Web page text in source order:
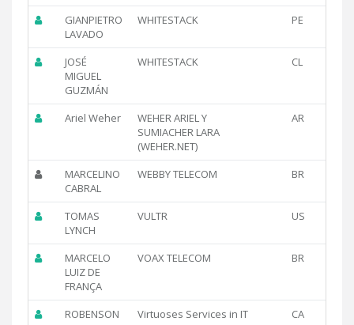
GIANPIETRO
LAVADO
WHITESTACK PE
JOSÉ
MIGUEL
GUZMÁN
WHITESTACK CL
Ariel Weher
WEHER ARIEL Y
SUMIACHER LARA
(WEHER.NET)
AR
MARCELINO
CABRAL
WEBBY TELECOM BR
TOMAS
LYNCH
VULTR US
MARCELO
LUIZ DE
FRANÇA
VOAX TELECOM BR
ROBENSON
Virtuoses Services in IT CA